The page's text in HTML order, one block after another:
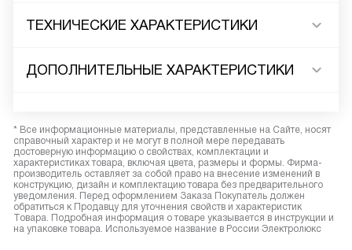
ТЕХНИЧЕСКИЕ ХАРАКТЕРИСТИКИ
ДОПОЛНИТЕЛЬНЫЕ ХАРАКТЕРИСТИКИ
* Все информационные материалы, представленные на Сайте, носят
справочный характер и не могут в полной мере передавать
достоверную информацию о свойствах, комплектации и
характеристиках товара, включая цвета, размеры и формы. Фирма-
производитель оставляет за собой право на внесение изменений в
конструкцию, дизайн и комплектацию товара без предварительного
уведомления. Перед оформлением Заказа Покупатель должен
обратиться к Продавцу для уточнения свойств и характеристик
Товара. Подробная информация о товаре указывается в инструкции и
на упаковке товара. Используемое название в России Электролюкс